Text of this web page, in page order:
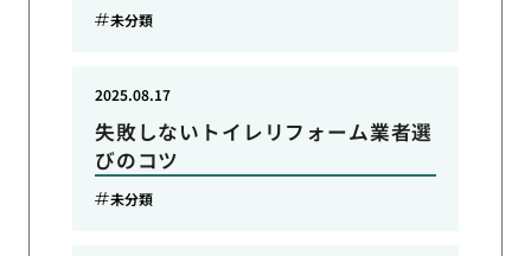
未分類
失敗しないトイレリフォーム業者選
びのコツ
2025.08.17
未分類